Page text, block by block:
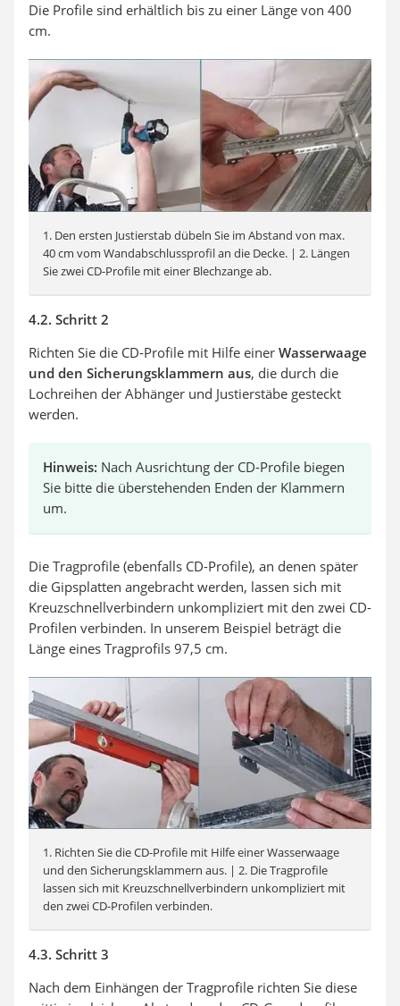
Die Profile sind erhältlich bis zu einer Länge von 400
cm.
1. Den ersten Justierstab dübeln Sie im Abstand von max.
40 cm vom Wandabschlussprofil an die Decke. | 2. Längen
Sie zwei CD-Profile mit einer Blechzange ab.
4.2. Schritt 2
Richten Sie die CD-Profile mit Hilfe einer Wasserwaage
und den Sicherungsklammern aus, die durch die
Lochreihen der Abhänger und Justierstäbe gesteckt
werden.
Hinweis: Nach Ausrichtung der CD-Profile biegen
Sie bitte die überstehenden Enden der Klammern
um.
Die Tragprofile (ebenfalls CD-Profile), an denen später
die Gipsplatten angebracht werden, lassen sich mit
Kreuzschnellverbindern unkompliziert mit den zwei CD-
Profilen verbinden. In unserem Beispiel beträgt die
Länge eines Tragprofils 97,5 cm.
1. Richten Sie die CD-Profile mit Hilfe einer Wasserwaage
und den Sicherungsklammern aus. | 2. Die Tragprofile
lassen sich mit Kreuzschnellverbindern unkompliziert mit
den zwei CD-Profilen verbinden.
4.3. Schritt 3
Nach dem Einhängen der Tragprofile richten Sie diese